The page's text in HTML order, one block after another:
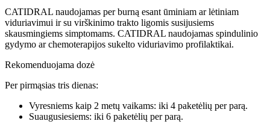
CATIDRAL naudojamas per burną esant ūminiam ar lėtiniam
viduriavimui ir su virškinimo trakto ligomis susijusiems
skausmingiems simptomams. CATIDRAL naudojamas spindulinio
gydymo ar chemoterapijos sukelto viduriavimo profilaktikai.
Rekomenduojama dozė
Per pirmąsias tris dienas:
Vyresniems kaip 2 metų vaikams: iki 4 paketėlių per parą.
Suaugusiesiems: iki 6 paketėlių per parą.